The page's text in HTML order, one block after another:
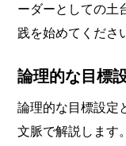
ーダーとしての土
践を始めてくださ
論理的な目標
論理的な目標設定
文脈で解説します。